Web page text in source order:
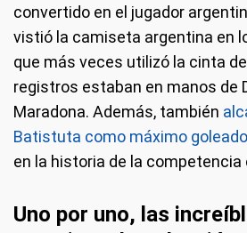
convertido en el jugador
vistió la camiseta argentina en
que más veces utilizó la cinta
registros estaban en manos de
Maradona. Además, también
Batistuta como máximo
en la historia de la
Uno por uno, las